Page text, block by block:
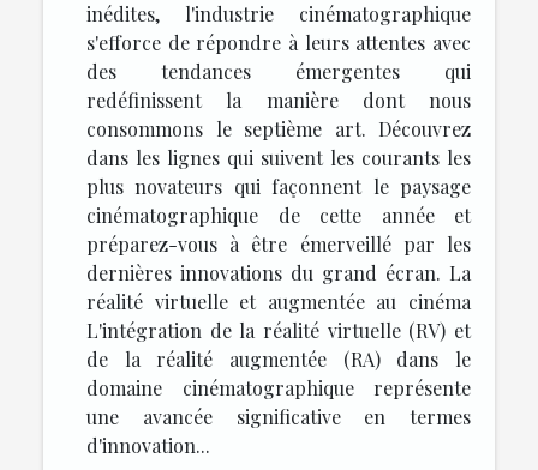
inédites, l'industrie cinématographique
s'efforce de répondre à leurs attentes avec
des tendances émergentes qui
redéfinissent la manière dont nous
consommons le septième art. Découvrez
dans les lignes qui suivent les courants les
plus novateurs qui façonnent le paysage
cinématographique de cette année et
préparez-vous à être émerveillé par les
dernières innovations du grand écran. La
réalité virtuelle et augmentée au cinéma
L'intégration de la réalité virtuelle (RV) et
de la réalité augmentée (RA) dans le
domaine cinématographique représente
une avancée significative en termes
d'innovation...